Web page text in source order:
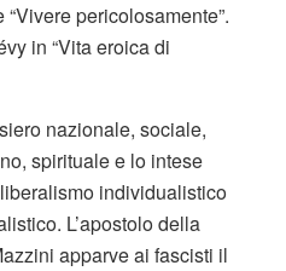
pericolosamente”.
in “Vita eroica di
nazionale, sociale,
spirituale e lo intese
individualistico
L’apostolo della
apparve ai fascisti il